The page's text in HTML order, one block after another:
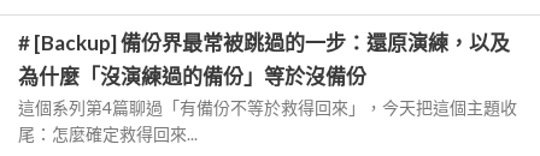
# [Backup] 備份界最常被跳過的一步：還原演練，以及
為什麼「沒演練過的備份」等於沒備份
這個系列第4篇聊過「有備份不等於救得回來」，今天把這個主題收
尾：怎麼確定救得回來...